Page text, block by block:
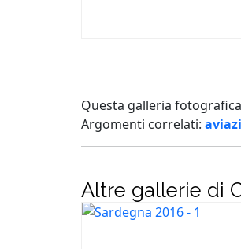
Questa galleria
Argomenti correlati:
Altre gallerie di